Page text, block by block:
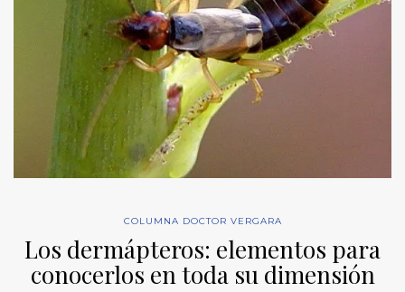
COLUMNA DOCTOR VERGARA
Los dermápteros: elementos para
conocerlos en toda su dimensión